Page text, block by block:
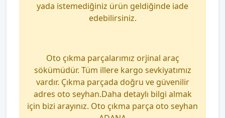
yada istemediğiniz ürün geldiğinde iade
edebilirsiniz.
Oto çıkma parçalarımız orjinal araç
sökümüdür. Tüm illere kargo sevkiyatımız
vardır. Çıkma parçada doğru ve güvenilir
adres oto seyhan.Daha detaylı bilgi almak
için bizi arayınız. Oto çıkma parça oto seyhan